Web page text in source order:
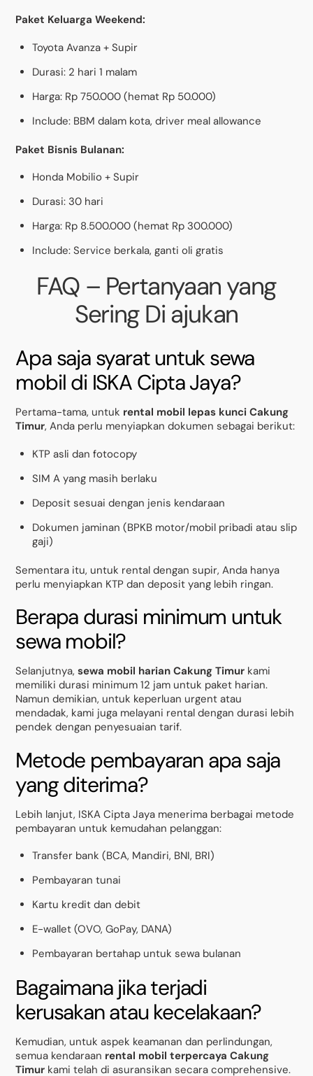
Paket Keluarga Weekend:
Toyota Avanza + Supir
Durasi: 2 hari 1 malam
Harga: Rp 750.000 (hemat Rp 50.000)
Include: BBM dalam kota, driver meal allowance
Paket Bisnis Bulanan:
Honda Mobilio + Supir
Durasi: 30 hari
Harga: Rp 8.500.000 (hemat Rp 300.000)
Include: Service berkala, ganti oli gratis
FAQ – Pertanyaan yang
Sering Di ajukan
Apa saja syarat untuk sewa
mobil di ISKA Cipta Jaya?
Pertama-tama, untuk rental mobil lepas kunci Cakung
Timur, Anda perlu menyiapkan dokumen sebagai berikut:
KTP asli dan fotocopy
SIM A yang masih berlaku
Deposit sesuai dengan jenis kendaraan
Dokumen jaminan (BPKB motor/mobil pribadi atau slip
gaji)
Sementara itu, untuk rental dengan supir, Anda hanya
perlu menyiapkan KTP dan deposit yang lebih ringan.
Berapa durasi minimum untuk
sewa mobil?
Selanjutnya,sewa mobil harian Cakung Timur kami
memiliki durasi minimum 12 jam untuk paket harian.
Namun demikian, untuk keperluan urgent atau
mendadak, kami juga melayani rental dengan durasi lebih
pendek dengan penyesuaian tarif.
Metode pembayaran apa saja
yang diterima?
Lebih lanjut, ISKA Cipta Jaya menerima berbagai metode
pembayaran untuk kemudahan pelanggan:
Transfer bank (BCA, Mandiri, BNI, BRI)
Pembayaran tunai
Kartu kredit dan debit
E-wallet (OVO, GoPay, DANA)
Pembayaran bertahap untuk sewa bulanan
Bagaimana jika terjadi
kerusakan atau kecelakaan?
Kemudian, untuk aspek keamanan dan perlindungan,
semua kendaraan rental mobil terpercaya Cakung
Timur kami telah di asuransikan secara comprehensive.